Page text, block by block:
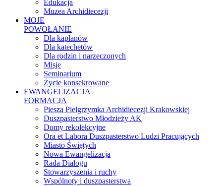
Edukacja
Muzea Archidiecezji
MOJE
POWOŁANIE
Dla kapłanów
Dla katechetów
Dla rodzin i narzeczonych
Misje
Seminarium
Życie konsekrowane
EWANGELIZACJA
FORMACJA
Piesza Pielgrzymka Archidiecezji Krakowskiej
Duszpasterstwo Młodzieży AK
Domy rekolekcyjne
Ora et Labora Duszpasterstwo Ludzi Pracujących
Miasto Świętych
Nowa Ewangelizacja
Rada Dialogu
Stowarzyszenia i ruchy
Wspólnoty i duszpasterstwa